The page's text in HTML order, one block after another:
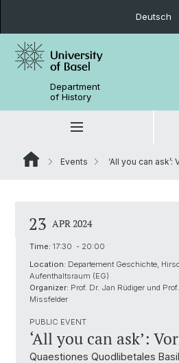
Deutsch
Department
of History
Events ‘All you can ask’:
23 APR 2024
Time: 17:30 - 20:00
Location: Departement Geschichte,
Aufenthaltsraum (EG)
Organizer: Prof. Dr. Jan Rüdiger und
Missfelder
PUBLIC EVENT
‘All you can ask’:
Quaestiones Quodlibetales